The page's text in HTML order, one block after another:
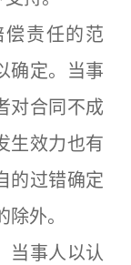
责任的范
确定。当事
对合同不成
生效力也有
的过错确定
外。
当事人以认